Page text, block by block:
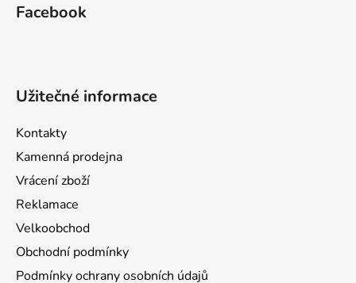
Facebook
Užitečné informace
Kontakty
Kamenná prodejna
Vrácení zboží
Reklamace
Velkoobchod
Obchodní podmínky
Podmínky ochrany osobních údajů